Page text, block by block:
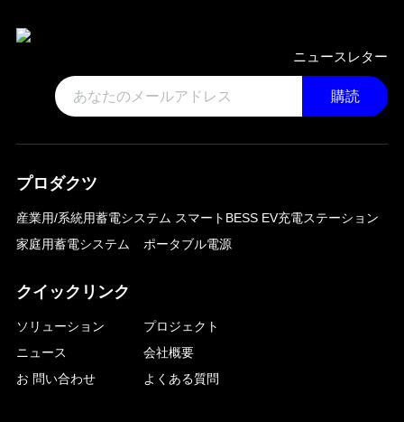
ニュースレター
購読
プロダクツ
産業用/系統用蓄電システム スマートBESS EV充電ステーション
家庭用蓄電システム
ポータブル電源
クイックリンク
ソリューション
プロジェクト
ニュース
会社概要
お 問い合わせ
よくある質問